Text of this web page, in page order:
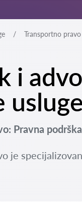
Transportno pravo
i
usluge
Pravna
je